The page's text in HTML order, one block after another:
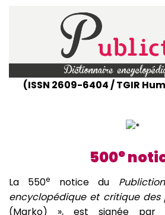
(ISSN 2609-6404 / TGIR
500e
La 550e notice du
encyclopédique et critique des
(Marko) », est signée par